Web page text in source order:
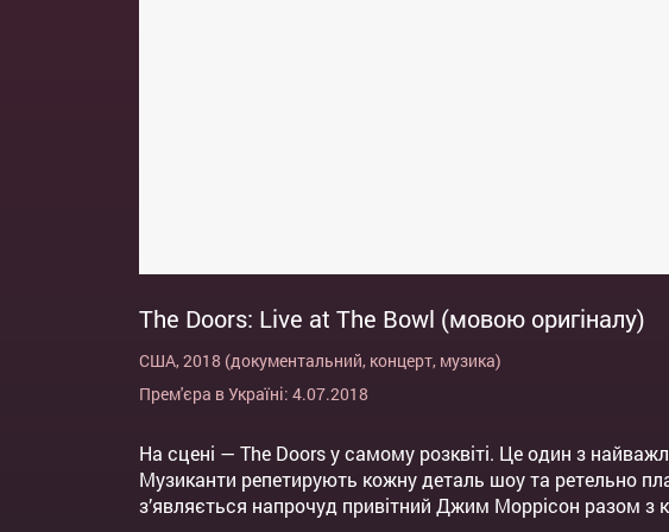
The Doors: Live at The Bowl (мовою оригіналу)
США, 2018 (документальний, концерт, музика)
Прем'єра в Україні: 4.07.2018
На сцені — The Doors у самому розквіті. Це один з
Музиканти репетирують кожну деталь шоу та ретельно
з’являється напрочуд привітний Джим Моррісон разом з